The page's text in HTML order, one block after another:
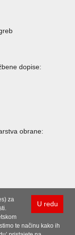
dopise:
obrane:
U redu
za
te načinu kako ih